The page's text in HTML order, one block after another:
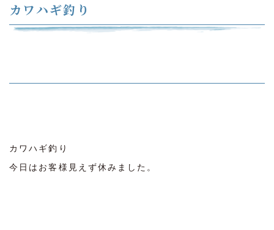
カワハギ釣り
カワハギ釣り
今日はお客様見えず休みました。